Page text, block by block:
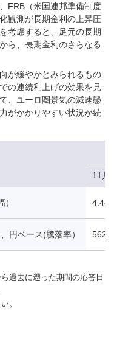
FRB（米国連邦準備制度
観測が長期金利の上昇圧
考慮すると、足元の長期
ら、長期金利のさらなる
が緩やかとみられるもの
の連続利上げの効果を見
、ユーロ圏景気の減速懸
がかかりやすい状況が続
11月
4.44
円ベース(騰落率）
過去に遡った期間の応答日
。